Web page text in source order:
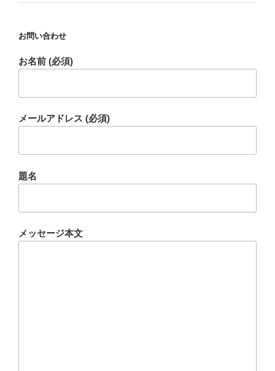
お問い合わせ
お名前 (必須)
メールアドレス (必須)
題名
メッセージ本文